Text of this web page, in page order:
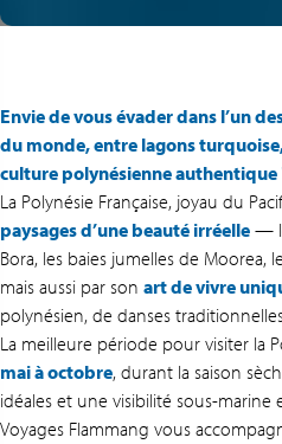
Envie de vous évader dans l’un
du monde, entre lagons
culture polynésienne authentique
La Polynésie Française, joyau du
paysages d’une beauté irréelle —
Bora, les baies jumelles de Moorea,
mais aussi par son art de vivre
polynésien, de danses
La meilleure période pour visiter la
mai à octobre, durant la saison
idéales et une visibilité sous-marine
Voyages Flammang vous